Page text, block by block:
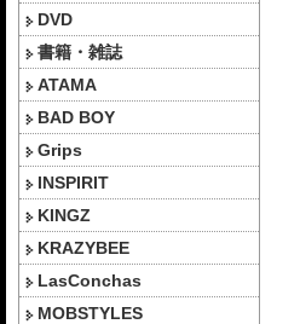
DVD
書籍・雑誌
ATAMA
BAD BOY
Grips
INSPIRIT
KINGZ
KRAZYBEE
LasConchas
MOBSTYLES